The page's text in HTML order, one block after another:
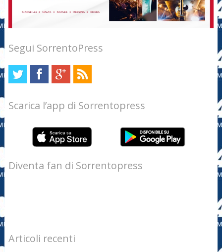
Segui SorrentoPress
Scarica l’app di Sorrentopress
Diventa fan di Sorrentopress
Articoli recenti